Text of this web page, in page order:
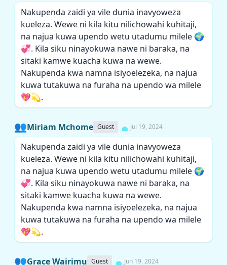
Nakupenda zaidi ya vile dunia inavyoweza
kueleza. Wewe ni kila kitu nilichowahi kuhitaji,
na najua kuwa upendo wetu utadumu milele 🌍
💞. Kila siku ninayokuwa nawe ni baraka, na
sitaki kamwe kuacha kuwa na wewe.
Nakupenda kwa namna isiyoelezeka, na najua
kuwa tutakuwa na furaha na upendo wa milele
💖💫.
👥Miriam Mchome Guest Jul 19, 2024
Nakupenda zaidi ya vile dunia inavyoweza
kueleza. Wewe ni kila kitu nilichowahi kuhitaji,
na najua kuwa upendo wetu utadumu milele 🌍
💞. Kila siku ninayokuwa nawe ni baraka, na
sitaki kamwe kuacha kuwa na wewe.
Nakupenda kwa namna isiyoelezeka, na najua
kuwa tutakuwa na furaha na upendo wa milele
💖💫.
👥Grace Wairimu Guest Jun 19, 2024